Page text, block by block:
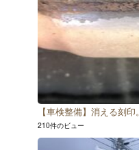
【車検整備】消える刻印。
210件のビュー